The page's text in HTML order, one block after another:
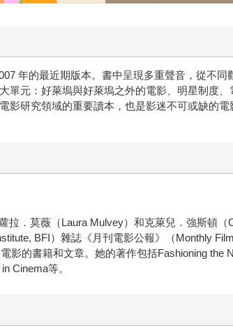
年的最近期版本。書中呈現多重聲音，從不
單元：好萊塢與好萊塢之外的電影、明星制度
研究領域的重要讀本，也是影迷不可或缺的電
．莫薇（Laura Mulvey）和克萊兒．強斯頓
BFI）雜誌《月刊電影公報》（Monthly
影的書籍和文章。她的著作包括Fashioning
Cinema等。